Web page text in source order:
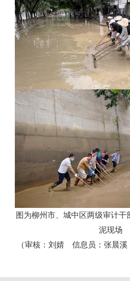
图为柳州市、城中区两级审计
泥现场
（审核：刘婧 信息员：张晨溪